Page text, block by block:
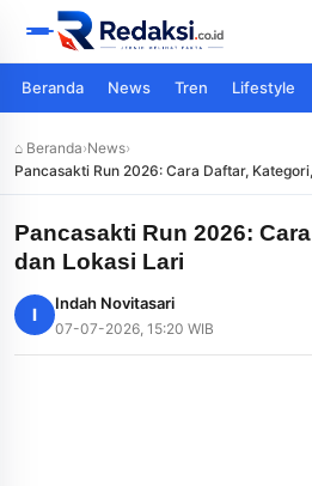
Beranda News Tren Lifestyle
⌂ Beranda›News›
Pancasakti Run 2026: Cara Daftar,
Pancasakti Run 2026:
dan Lokasi Lari
I
Indah Novitasari
07-07-2026, 15:20 WIB